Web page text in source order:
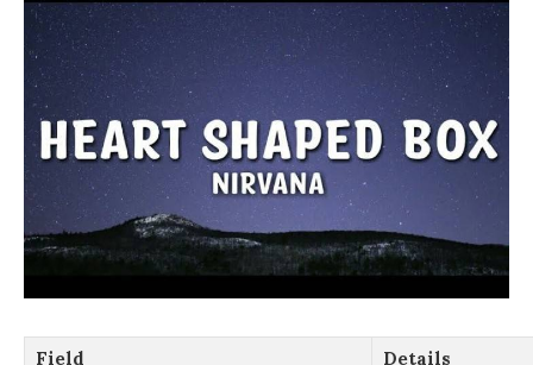
Field
Details